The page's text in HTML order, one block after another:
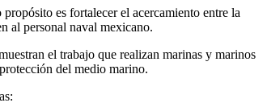
es fortalecer el acercamiento entre la
al personal naval mexicano.
el trabajo que realizan marinas y marinos
del medio marino.